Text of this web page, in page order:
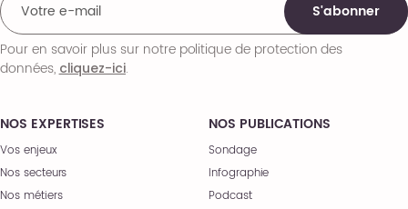
NOS EXPERTISES
Vos enjeux
Nos secteurs
Nos métiers
NOS PUBLICATIONS
Sondage
Infographie
Podcast
S'abonner
Pour en savoir plus sur notre politique de protection des
données,cliquez-ici.